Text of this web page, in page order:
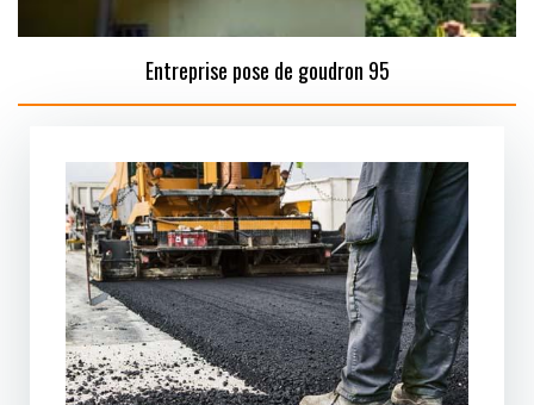
Entreprise pose de goudron 95